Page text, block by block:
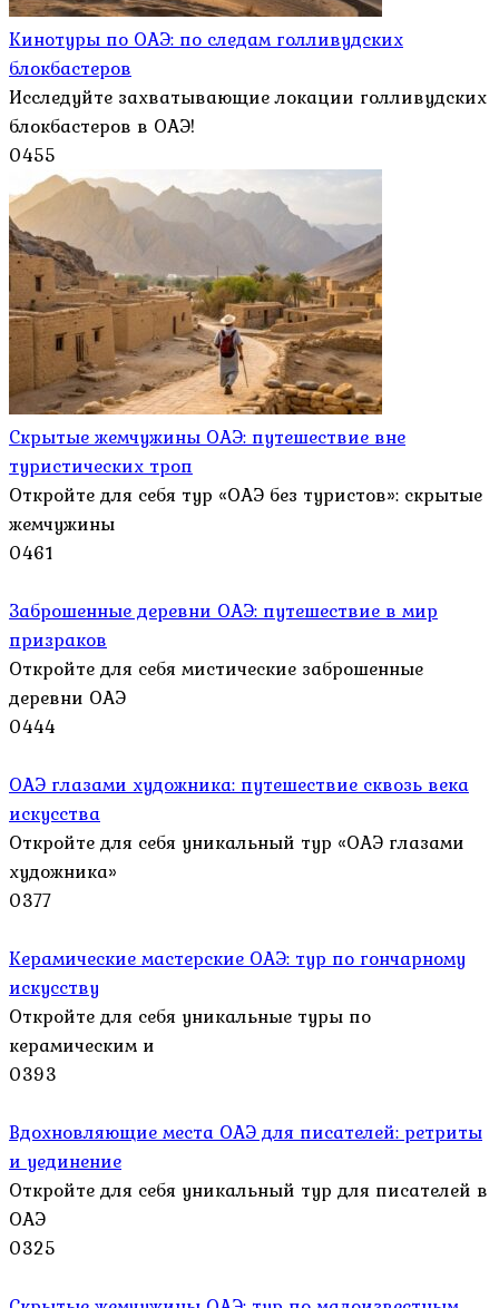
Кинотуры по ОАЭ: по следам голливудских
блокбастеров
Исследуйте захватывающие локации голливудских
блокбастеров в ОАЭ!
0455
Скрытые жемчужины ОАЭ: путешествие вне
туристических троп
Откройте для себя тур «ОАЭ без туристов»: скрытые
жемчужины
0461
Заброшенные деревни ОАЭ: путешествие в мир
призраков
Откройте для себя мистические заброшенные
деревни ОАЭ
0444
ОАЭ глазами художника: путешествие сквозь века
искусства
Откройте для себя уникальный тур «ОАЭ глазами
художника»
0377
Керамические мастерские ОАЭ: тур по гончарному
искусству
Откройте для себя уникальные туры по
керамическим и
0393
Вдохновляющие места ОАЭ для писателей: ретриты
и уединение
Откройте для себя уникальный тур для писателей в
ОАЭ
0325